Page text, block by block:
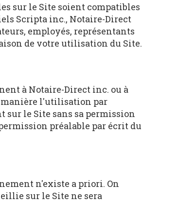
sur le Site soient compatibles
Scripta inc., Notaire-Direct
employés, représentants
de votre utilisation du Site.
à Notaire-Direct inc. ou à
manière l'utilisation par
le Site sans sa permission
préalable par écrit du
n'existe a priori. On
sur le Site ne sera